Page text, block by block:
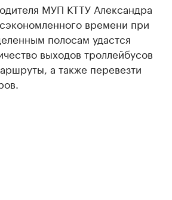
МУП КТТУ Александра
времени при
полосам удастся
выходов троллейбусов
а также перевезти